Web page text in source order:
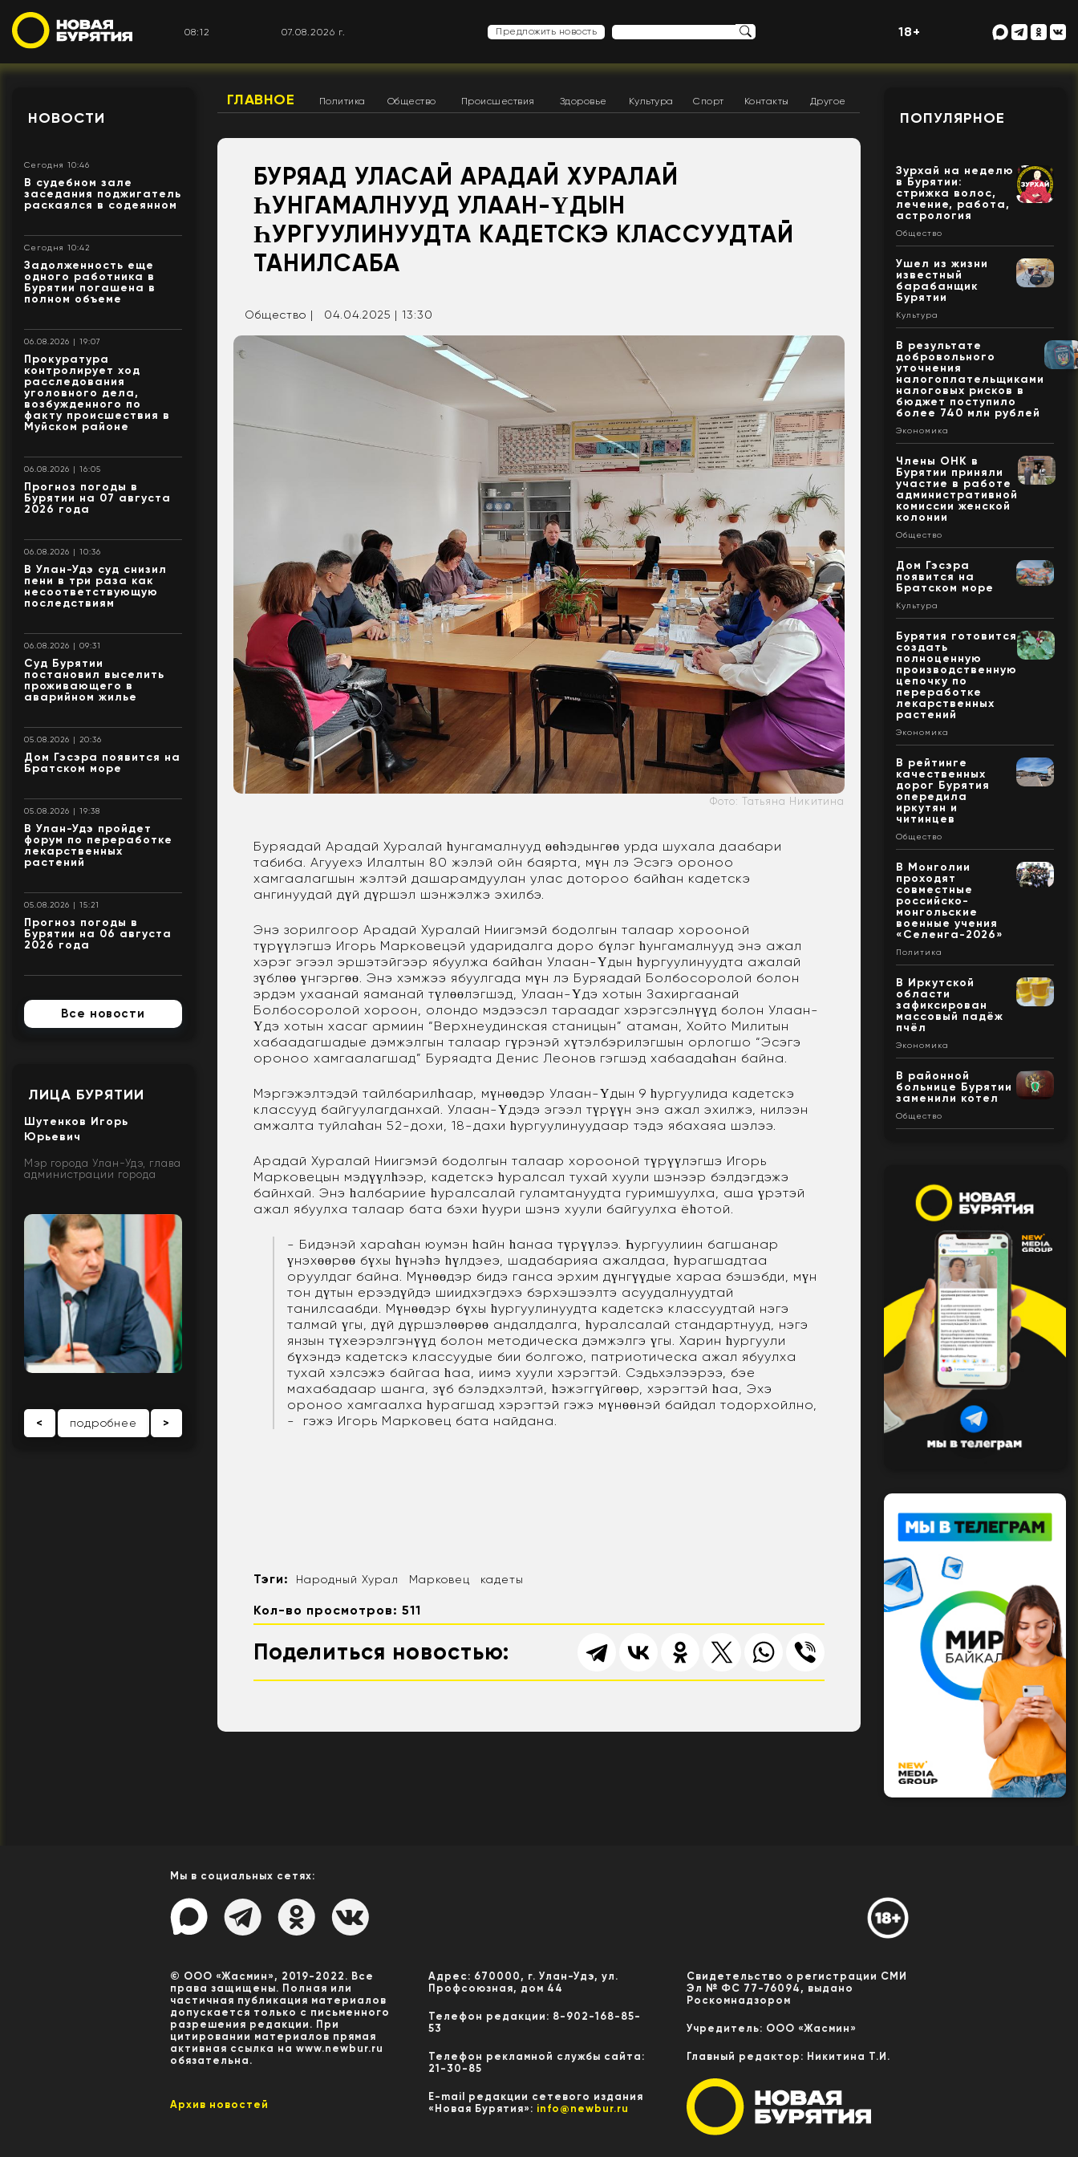
08:12 07.08.2026 г. Предложить новость 18+
НОВОСТИ
Сегодня 10:46
В судебном зале
заседания поджигатель
раскаялся в содеянном
Сегодня 10:42
Задолженность еще
одного работника в
Бурятии погашена в
полном объеме
06.08.2026 | 19:07
Прокуратура
контролирует ход
расследования
уголовного дела,
возбужденного по
факту происшествия в
Муйском районе
06.08.2026 | 16:05
Прогноз погоды в
Бурятии на 07 августа
2026 года
06.08.2026 | 10:36
В Улан-Удэ суд снизил
пени в три раза как
несоответствующую
последствиям
06.08.2026 | 09:31
Суд Бурятии
постановил выселить
проживающего в
аварийном жилье
05.08.2026 | 20:36
Дом Гэсэра появится на
Братском море
05.08.2026 | 19:38
В Улан-Удэ пройдет
форум по переработке
лекарственных
растений
05.08.2026 | 15:21
Прогноз погоды в
Бурятии на 06 августа
2026 года
Все новости
ЛИЦА БУРЯТИИ
Шутенков Игорь
Юрьевич
Мэр города Улан-Удэ, глава
администрации города
< подробнее >
ГЛАВНОЕ Политика Общество Происшествия Здоровье Культура Спорт Контакты Другое
БУРЯАД УЛАСАЙ АРАДАЙ ХУРАЛАЙ
ҺУНГАМАЛНУУД УЛААН-ҮДЫН
ҺУРГУУЛИНУУДТА КАДЕТСКЭ КЛАССУУДТАЙ
ТАНИЛСАБА
Общество | 04.04.2025 | 13:30
Фото: Татьяна Никитина
Буряадай Арадай Хуралай һунгамалнууд өөһэдынгөө урда шухала даабари
табиба. Агууехэ Илалтын 80 жэлэй ойн баярта, мүн лэ Эсэгэ ороноо
хамгаалагшын жэлтэй дашарамдуулан улас дотороо байһан кадетскэ
ангинуудай дүй дүршэл шэнжэлжэ эхилбэ.
Энэ зорилгоор Арадай Хуралай Ниигэмэй бодолгын талаар хорооной
түрүүлэгшэ Игорь Марковецэй ударидалга доро бүлэг һунгамалнууд энэ ажал
хэрэг эгээл эршэтэйгээр ябуулжа байһан Улаан-Үдын һургуулинуудта ажалай
зүблөө үнгэргөө. Энэ хэмжээ ябуулгада мүн лэ Буряадай Болбосоролой болон
эрдэм ухаанай яаманай түлөөлэгшэд, Улаан-Үдэ хотын Захиргаанай
Болбосоролой хороон, олондо мэдээсэл тараадаг хэрэгсэлнүүд болон Улаан-
Үдэ хотын хасаг армиин “Верхнеудинская станицын” атаман, Хойто Милитын
хабаадагшадые дэмжэлгын талаар гүрэнэй хүтэлбэрилэгшын орлогшо “Эсэгэ
ороноо хамгаалагшад” Буряадта Денис Леонов гэгшэд хабаадаһан байна.
Мэргэжэлтэдэй тайлбарилһаар, мүнөөдэр Улаан-Үдын 9 һургуулида кадетскэ
классууд байгуулагданхай. Улаан-Үдэдэ эгээл түрүүн энэ ажал эхилжэ, нилээн
амжалта туйлаһан 52-дохи, 18-дахи һургуулинуудаар тэдэ ябахаяа шэлээ.
Арадай Хуралай Ниигэмэй бодолгын талаар хорооной түрүүлэгшэ Игорь
Марковецын мэдүүлһээр, кадетскэ һуралсал тухай хуули шэнээр бэлдэгдэжэ
байнхай. Энэ һалбариие һуралсалай гуламтануудта гуримшуулха, аша үрэтэй
ажал ябуулха талаар бата бэхи һуури шэнэ хуули байгуулха ёһотой.
- Бидэнэй хараһан юумэн һайн һанаа түрүүлээ. Һургуулиин багшанар
үнэхөөрөө бүхы һүнэһэ һүлдэеэ, шадабарияа ажалдаа, һурагшадтаа
оруулдаг байна. Мүнөөдэр бидэ ганса эрхим дүнгүүдые хараа бэшэбди, мүн
тон дүтын ерээдүйдэ шиидхэгдэхэ бэрхэшээлтэ асуудалнуудтай
танилсаабди. Мүнөөдэр бүхы һургуулинуудта кадетскэ классуудтай нэгэ
талмай үгы, дүй дүршэлөөрөө андалдалга, һуралсалай стандартнууд, нэгэ
янзын түхеэрэлгэнүүд болон методическа дэмжэлгэ үгы. Харин һургуули
бүхэндэ кадетскэ классуудые бии болгожо, патриотическа ажал ябуулха
тухай хэлсэжэ байгаа һаа, иимэ хуули хэрэгтэй. Сэдьхэлээрээ, бэе
махабадаар шанга, зүб бэлэдхэлтэй, һэжэггүйгөөр, хэрэгтэй һаа, Эхэ
ороноо хамгаалха һурагшад хэрэгтэй гэжэ мүнөөнэй байдал тодорхойлно,
- гэжэ Игорь Марковец бата найдана.
Тэги: Народный Хурал Марковец кадеты
Кол-во просмотров: 511
Поделиться новостью:
ПОПУЛЯРНОЕ
Зурхай на неделю
в Бурятии:
стрижка волос,
лечение, работа,
астрология
Общество
Ушел из жизни
известный
барабанщик
Бурятии
Культура
В результате
добровольного
уточнения
налогоплательщиками
налоговых рисков в
бюджет поступило
более 740 млн рублей
Экономика
Члены ОНК в
Бурятии приняли
участие в работе
административной
комиссии женской
колонии
Общество
Дом Гэсэра
появится на
Братском море
Культура
Бурятия готовится
создать
полноценную
производственную
цепочку по
переработке
лекарственных
растений
Экономика
В рейтинге
качественных
дорог Бурятия
опередила
иркутян и
читинцев
Общество
В Монголии
проходят
совместные
российско-
монгольские
военные учения
«Селенга-2026»
Политика
В Иркутской
области
зафиксирован
массовый падёж
пчёл
Экономика
В районной
больнице Бурятии
заменили котел
Общество
Мы в социальных сетях:
© ООО «Жасмин», 2019-2022. Все
права защищены. Полная или
частичная публикация материалов
допускается только с письменного
разрешения редакции. При
цитировании материалов прямая
активная ссылка на www.newbur.ru
обязательна.
Архив новостей
Адрес: 670000, г. Улан-Удэ, ул.
Профсоюзная, дом 44
Телефон редакции: 8-902-168-85-
53
Телефон рекламной службы сайта:
21-30-85
E-mail редакции сетевого издания
«Новая Бурятия»: info@newbur.ru
Свидетельство о регистрации СМИ
Эл № ФС 77-76094, выдано
Роскомнадзором
Учредитель: ООО «Жасмин»
Главный редактор: Никитина Т.И.